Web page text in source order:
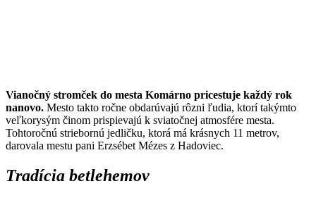
Vianočný stromček do mesta Komárno pricestuje každý rok
nanovo. Mesto takto ročne obdarúvajú rôzni ľudia, ktorí takýmto
veľkorysým činom prispievajú k sviatočnej atmosfére mesta.
Tohtoročnú striebornú jedličku, ktorá má krásnych 11 metrov,
darovala mestu pani Erzsébet Mézes z Hadoviec.
Tradícia betlehemov